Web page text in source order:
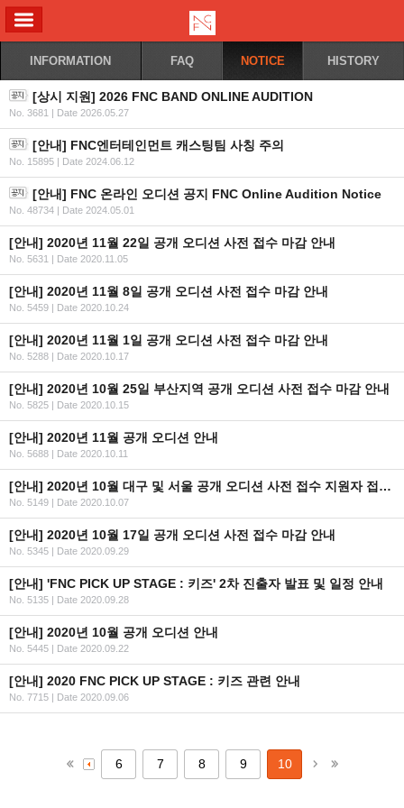
INFORMATION FAQ NOTICE HISTORY
[상시 지원] 2026 FNC BAND ONLINE AUDITION
No. 3681 | Date 2026.05.27
[안내] FNC엔터테인먼트 캐스팅팀 사칭 주의
No. 15895 | Date 2024.06.12
[안내] FNC 온라인 오디션 공지 FNC Online Audition Notice
No. 48734 | Date 2024.05.01
[안내] 2020년 11월 22일 공개 오디션 사전 접수 마감 안내
No. 5631 | Date 2020.11.05
[안내] 2020년 11월 8일 공개 오디션 사전 접수 마감 안내
No. 5459 | Date 2020.10.24
[안내] 2020년 11월 1일 공개 오디션 사전 접수 마감 안내
No. 5288 | Date 2020.10.17
[안내] 2020년 10월 25일 부산지역 공개 오디션 사전 접수 마감 안내
No. 5825 | Date 2020.10.15
[안내] 2020년 11월 공개 오디션 안내
No. 5688 | Date 2020.10.11
[안내] 2020년 10월 대구 및 서울 공개 오디션 사전 접수 지원자 접수 완료 안내
No. 5149 | Date 2020.10.07
[안내] 2020년 10월 17일 공개 오디션 사전 접수 마감 안내
No. 5345 | Date 2020.09.29
[안내] 'FNC PICK UP STAGE : 키즈' 2차 진출자 발표 및 일정 안내
No. 5135 | Date 2020.09.28
[안내] 2020년 10월 공개 오디션 안내
No. 5445 | Date 2020.09.22
[안내] 2020 FNC PICK UP STAGE : 키즈 관련 안내
No. 7715 | Date 2020.09.06
6 7 8 9 10